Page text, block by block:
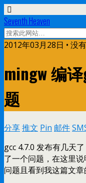
Seventh Heaven
2012年03月28日 • 没
mingw 编
题
分享推文 Pin 邮件
gcc 4.7.0 发布有几天
了一个问题，在这里
问题且看到我这篇文章